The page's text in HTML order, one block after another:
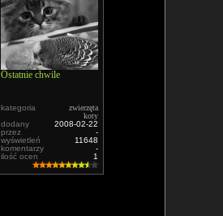
Ostatnie chwile
kategoria
zwierzęta
koty
dodany
2008-02-22
przez
-
wyświetleń
11648
komentarzy
-
ilość ocen
1